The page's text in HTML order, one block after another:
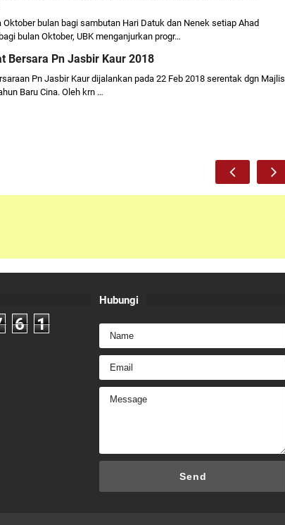
Oktober bulan bagi sambutan Hari Datuk dan Nenek setiap Ahad
bulan Oktober, UBK menganjurkan progr…
Bersara Pn Jasbir Kaur 2018
Pn Jasbir Kaur dijalankan pada 22 Feb 2018 serentak dgn Majlis
Baru Cina. Oleh krn …
6 1
Hubungi